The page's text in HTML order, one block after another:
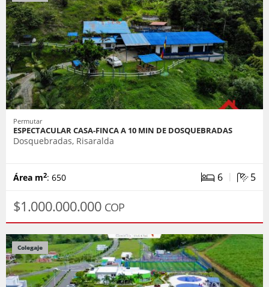
Permutar
ESPECTACULAR CASA-FINCA A 10 MIN DE DOSQUEBRADAS
Dosquebradas, Risaralda
Área m2: 650 6 | 5
$1.000.000.000 COP
Colegaje